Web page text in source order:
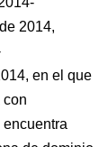
2014,
en el que
con